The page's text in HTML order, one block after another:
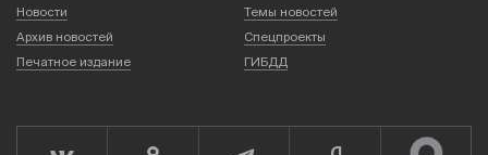
Новости
Темы новостей
Архив новостей
Спецпроекты
Печатное издание
ГИБДД